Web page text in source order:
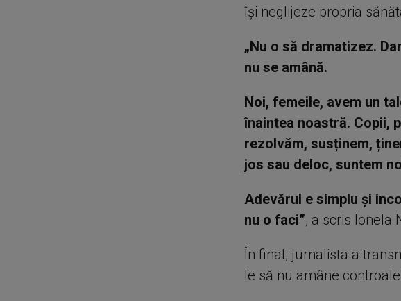
își neglijeze propria
„Nu o să dramatizez.
nu se amână.
Noi, femeile, avem un
înaintea noastră. Copii,
rezolvăm, susținem,
jos sau deloc, suntem
Adevărul e simplu și
nu o faci”, a scris Ionela
În final, jurnalista a
le să nu amâne